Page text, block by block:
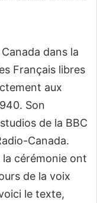
dans la
Français libres
aux
Son
de la BBC
Canada.
la cérémonie ont
de la voix
le texte,